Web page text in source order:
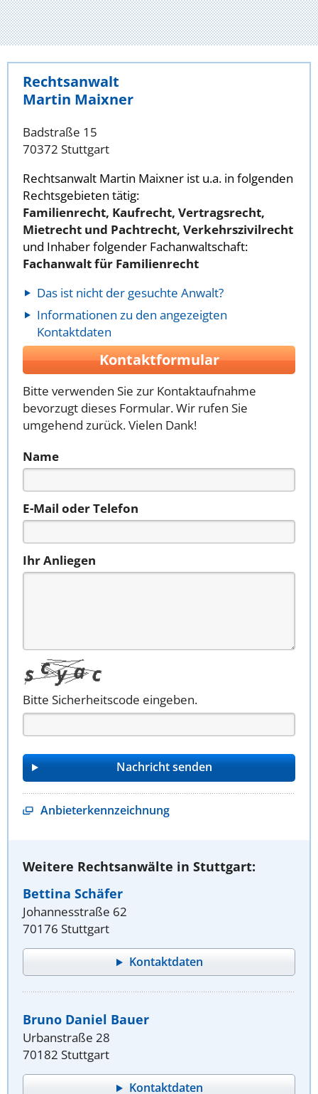
Rechtsanwalt
Martin Maixner
Badstraße 15
70372 Stuttgart
Rechtsanwalt Martin Maixner ist u.a. in folgenden
Rechtsgebieten tätig:
Familienrecht, Kaufrecht, Vertragsrecht,
Mietrecht und Pachtrecht, Verkehrszivilrecht
und Inhaber folgender Fachanwaltschaft:
Fachanwalt für Familienrecht
Das ist nicht der gesuchte Anwalt?
Informationen zu den angezeigten
Kontaktdaten
Kontaktformular
Bitte verwenden Sie zur Kontaktaufnahme
bevorzugt dieses Formular. Wir rufen Sie
umgehend zurück. Vielen Dank!
Name
E-Mail oder Telefon
Ihr Anliegen
Bitte Sicherheitscode eingeben.
Anbieterkennzeichnung
Weitere Rechtsanwälte in Stuttgart:
Bettina Schäfer
Johannesstraße 62
70176 Stuttgart
Kontaktdaten
Bruno Daniel Bauer
Urbanstraße 28
70182 Stuttgart
Kontaktdaten